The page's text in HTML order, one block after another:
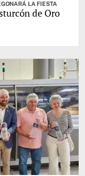
LA FIESTA
de Oro